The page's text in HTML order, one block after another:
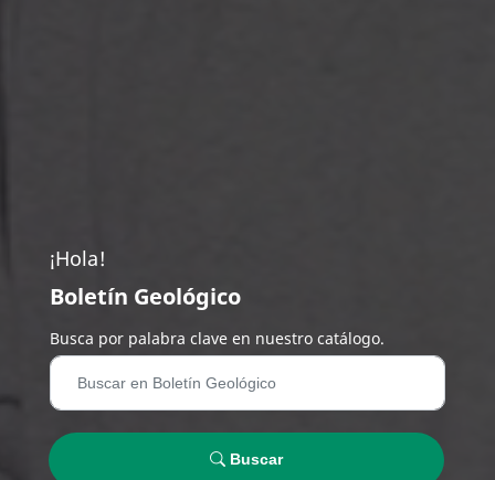
¡Hola!
Boletín Geológico
Busca por palabra clave en nuestro catálogo.
Buscar